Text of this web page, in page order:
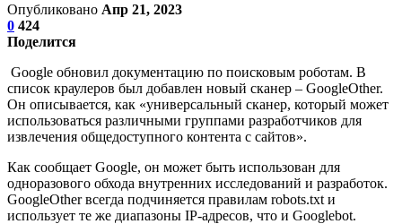
Опубликовано Апр 21, 2023
0 424
Поделится
Google обновил документацию по поисковым роботам. В
список краулеров был добавлен новый сканер – GoogleOther.
Он описывается, как «универсальный сканер, который может
использоваться различными группами разработчиков для
извлечения общедоступного контента с сайтов».
Как сообщает Google, он может быть использован для
одноразового обхода внутренних исследований и разработок.
GoogleOther всегда подчиняется правилам robots.txt и
использует те же диапазоны IP-адресов, что и Googlebot.